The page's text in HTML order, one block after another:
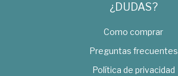
¿DUDAS?
Como comprar
Preguntas frecuentes
Política de privacidad